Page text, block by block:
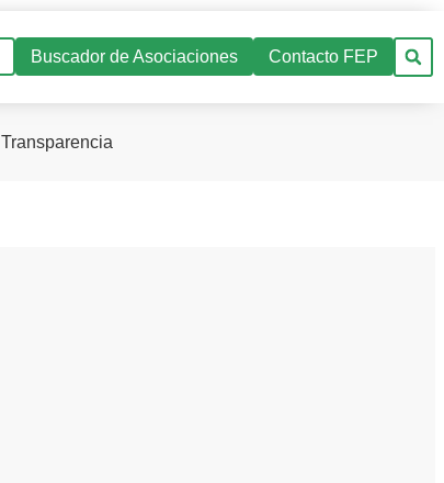
Buscador de Asociaciones Contacto FEP
Transparencia